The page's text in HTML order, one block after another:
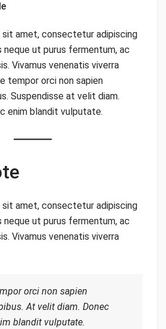
sit amet, consectetur adipiscing
ut purus fermentum, ac
Vivamus venenatis viverra
tempor orci non sapien
Suspendisse at velit diam.
enim blandit vulputate.
sit amet, consectetur adipiscing
ut purus fermentum, ac
Vivamus venenatis viverra
orci non sapien
At velit diam. Donec
blandit vulputate.